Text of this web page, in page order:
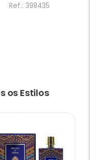
Ref.: 398435
os Estilos